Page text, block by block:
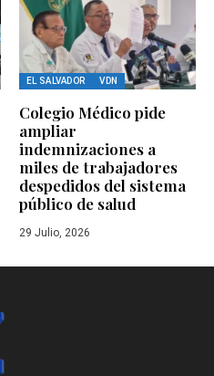
EL SALVADOR VDN
Colegio Médico pide
ampliar
indemnizaciones a
miles de trabajadores
despedidos del sistema
público de salud
29 Julio, 2026